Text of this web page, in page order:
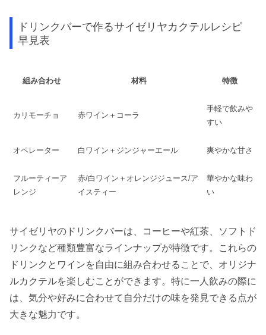
ドリンクバーで作るサイゼリヤカクテルレシピ
早見表
組み合わせ 材料 特徴
カリモーチョ 赤ワイン＋コーラ
手軽で飲みや
すい
オペレーター 白ワイン＋ジンジャーエール 爽やかな甘さ
フルーティーア
レンジ
赤/白ワイン＋オレンジジュース/ア
イスティー
華やかな味わ
い
サイゼリヤのドリンクバーは、コーヒーや紅茶、ソフトド
リンクなど種類豊富なラインナップが特徴です。これらの
ドリンクとワインを自由に組み合わせることで、オリジナ
ルカクテルを楽しむことができます。特に一人飲みの際に
は、気分や好みに合わせて自分だけの味を発見できる点が
大きな魅力です。